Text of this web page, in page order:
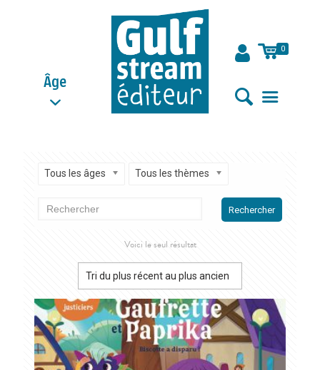
Âge
0
Tous les âges Tous les thèmes
Rechercher
Voici le seul résultat